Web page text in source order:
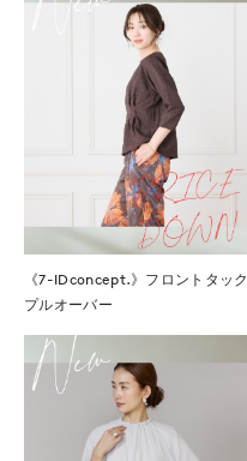
《7-IDconcept.》フロントタック
プルオーバー